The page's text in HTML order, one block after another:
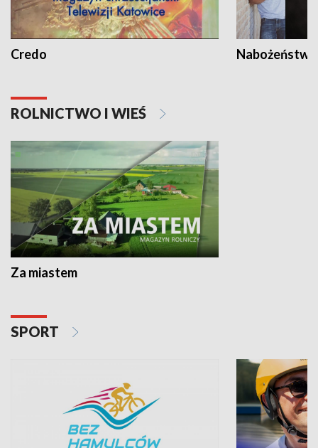
Credo
ROLNICTWO I WIEŚ
Za miastem
SPORT